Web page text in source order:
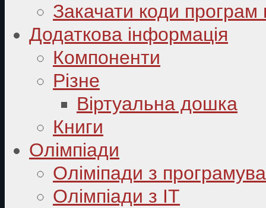
Закачати коди програм
Додаткова інформація
Компоненти
Різне
Віртуальна дошка
Книги
Олімпіади
Оліміпади з
Олімпіади з ІТ